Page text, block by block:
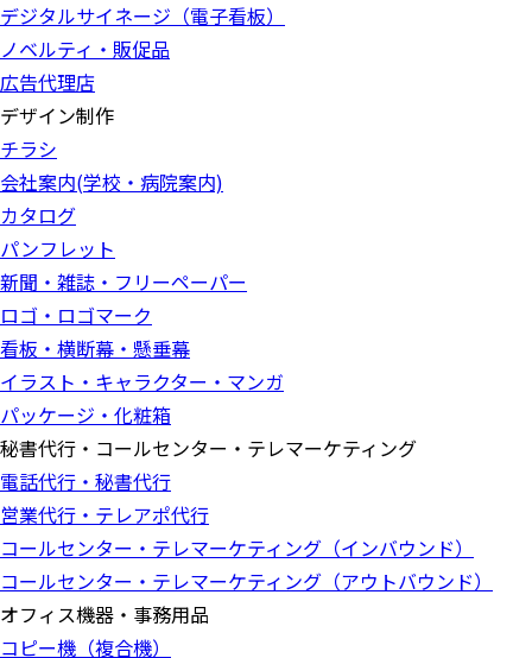
デジタルサイネージ（電子看板）
ノベルティ・販促品
広告代理店
デザイン制作
チラシ
会社案内(学校・病院案内)
カタログ
パンフレット
新聞・雑誌・フリーペーパー
ロゴ・ロゴマーク
看板・横断幕・懸垂幕
イラスト・キャラクター・マンガ
パッケージ・化粧箱
秘書代行・コールセンター・テレマーケティング
電話代行・秘書代行
営業代行・テレアポ代行
コールセンター・テレマーケティング（インバウンド）
コールセンター・テレマーケティング（アウトバウンド）
オフィス機器・事務用品
コピー機（複合機）